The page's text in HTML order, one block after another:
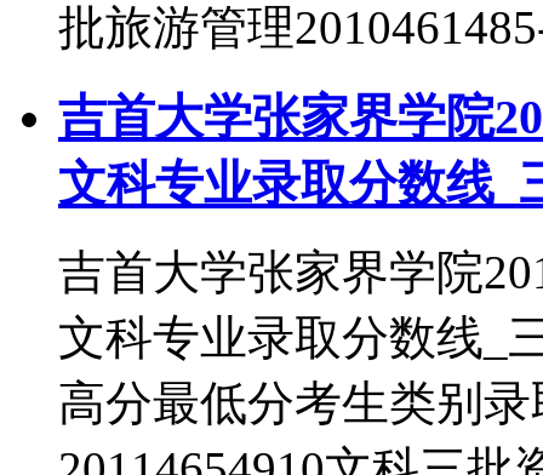
批旅游管理
吉首大学张家界学院
文科专业录取分数线_
吉首大学张家界学院
文科专业录取分数线_
高分最低分考生类别